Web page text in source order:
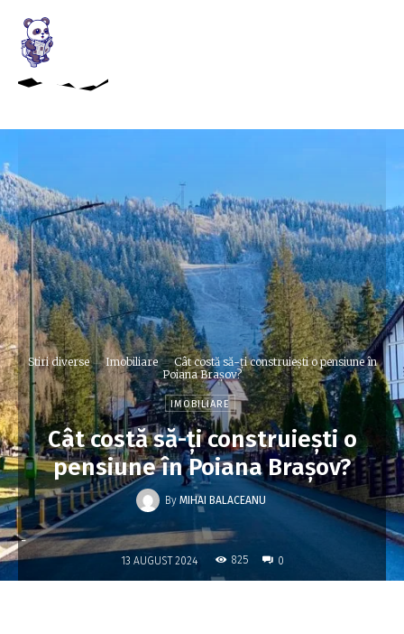
Stiri diverse Imobiliare
Cât costă să-ți construiești o pensiune în
Poiana Brașov?
IMOBILIARE
Cât costă să-ți construiești o
pensiune în Poiana Brașov?
By MIHAI BALACEANU
-
13 AUGUST 2024 825 0